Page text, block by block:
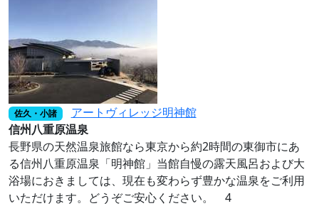
佐久・小諸
アートヴィレッジ明神館
信州八重原温泉
長野県の天然温泉旅館なら東京から約2時間の東御市にあ
る信州八重原温泉「明神館」当館自慢の露天風呂および大
浴場におきましては、現在も変わらず豊かな温泉をご利用
いただけます。どうぞご安心ください。 4